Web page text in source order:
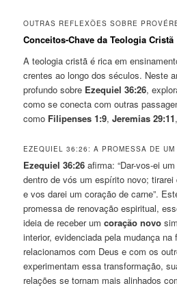
OUTRAS REFLEXÕES SOBRE
Conceitos-Chave da Teologia Cristã
A teologia cristã é rica em
crentes ao longo dos séculos. Neste
profundo sobre Ezequiel 36:26,
como se conecta com outras
como Filipenses 1:9,Jeremias 29:11
EZEQUIEL 36:26: A PROMESSA DE UM
Ezequiel 36:26 afirma: “Dar-vos-ei
dentro de vós um espírito novo;
e vos darei um coração de carne”.
promessa de renovação espiritual,
ideia de receber umcoração novo
interior, evidenciada pela mudança na
relacionamos com Deus e com os
experimentam essa transformação,
relações se tornam mais alinhados